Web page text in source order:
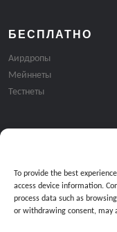
To provide the best
access device information.
process data such as
or withdrawing consent, may
БЕСПЛАТНО
Аирдропы
Мейннеты
Тестнеты